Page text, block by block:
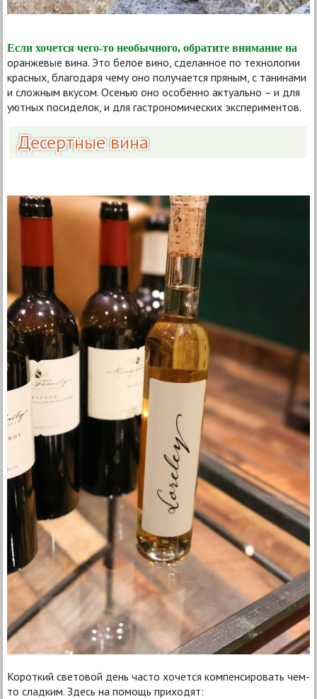
Если хочется чего-то необычного, обратите внимание на
оранжевые вина. Это белое вино, сделанное по технологии
красных, благодаря чему оно получается пряным, с танинами
и сложным вкусом. Осенью оно особенно актуально – и для
уютных посиделок, и для гастрономических экспериментов.
Десертные вина
Короткий световой день часто хочется компенсировать чем-
то сладким. Здесь на помощь приходят: